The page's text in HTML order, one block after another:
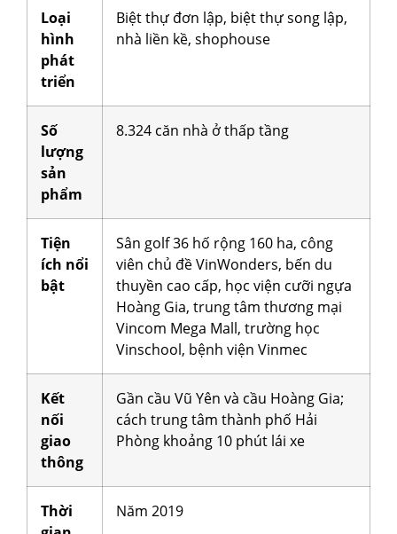
Loại
hình
phát
triển
Biệt thự đơn lập, biệt thự song lập,
nhà liền kề, shophouse
Số
lượng
sản
phẩm
8.324 căn nhà ở thấp tầng
Tiện
ích nổi
bật
Sân golf 36 hố rộng 160 ha, công
viên chủ đề VinWonders, bến du
thuyền cao cấp, học viện cưỡi ngựa
Hoàng Gia, trung tâm thương mại
Vincom Mega Mall, trường học
Vinschool, bệnh viện Vinmec
Kết
nối
giao
thông
Gần cầu Vũ Yên và cầu Hoàng Gia;
cách trung tâm thành phố Hải
Phòng khoảng 10 phút lái xe
Thời
Năm 2019